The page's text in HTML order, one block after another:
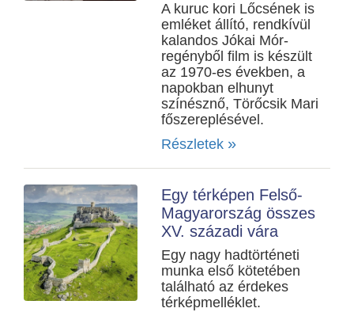
A kuruc kori Lőcsének is
emléket állító, rendkívül
kalandos Jókai Mór-
regényből film is készült
az 1970-es években, a
napokban elhunyt
színésznő, Törőcsik Mari
főszereplésével.
Részletek »
Egy térképen Felső-
Magyarország összes
XV. századi vára
Egy nagy hadtörténeti
munka első kötetében
található az érdekes
térképmelléklet.